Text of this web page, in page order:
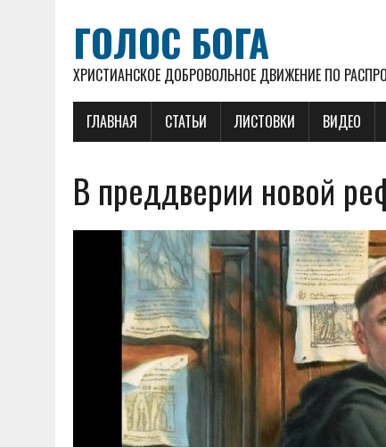
ГОЛОС БОГА
ХРИСТИАНСКОЕ ДОБРОВОЛЬНОЕ ДВИЖЕНИЕ ПО
ГЛАВНАЯ СТАТЬИ ЛИСТОВКИ ВИДЕО
В преддверии новой